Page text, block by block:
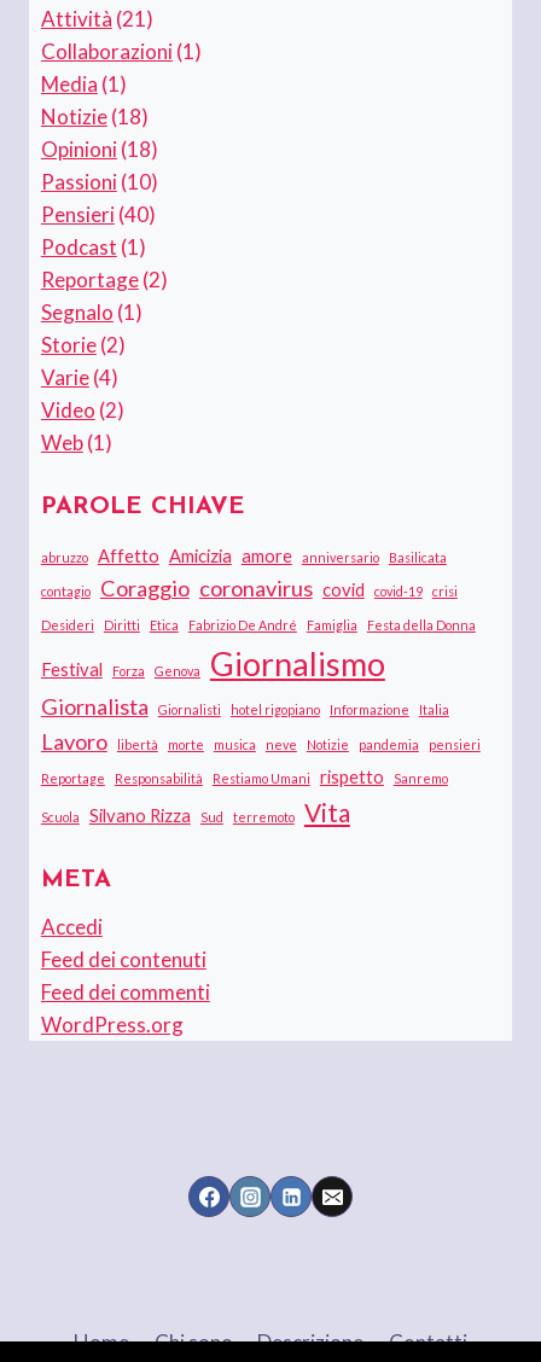
Attività (21)
Collaborazioni(1)
Media (1)
Notizie(18)
Opinioni(18)
Passioni(10)
Pensieri(40)
Podcast (1)
Reportage(2)
Segnalo (1)
Storie(2)
Varie(4)
Video (2)
Web(1)
PAROLE CHIAVE
abruzzo Affetto Amicizia amore anniversario Basilicata
contagio Coraggio coronavirus covid covid-19 crisi
Desideri Diritti Etica Fabrizio De André Famiglia Festa della Donna
Festival Forza Genova Giornalismo
Giornalista Giornalisti hotel rigopiano Informazione Italia
Lavoro libertà morte musica neve Notizie pandemia pensieri
Reportage Responsabilità Restiamo Umani rispetto Sanremo
Scuola Silvano Rizza Sud terremoto Vita
META
Accedi
Feed dei contenuti
Feed dei commenti
WordPress.org
Home Chi sono Descrizione Contatti